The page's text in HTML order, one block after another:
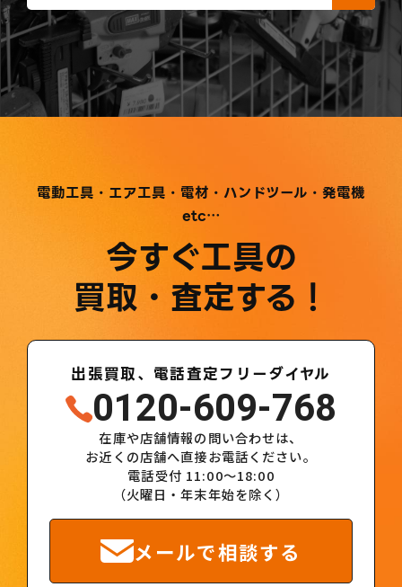
電動工具・エア工具・電材・ハンドツール・発電機
etc…
今すぐ工具の
買取・査定する！
出張買取、電話査定フリーダイヤル
0120-609-768
在庫や店舗情報の問い合わせは、
お近くの店舗へ直接お電話ください。
電話受付 11:00～18:00
（火曜日・年末年始を除く）
メールで相談する